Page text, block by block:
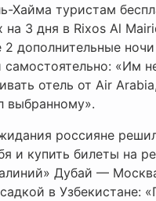
Хайма туристам
на 3 дня в Rixos Al
дополнительные
самостоятельно: «Им
отель от Air
выбранному».
россияне
и купить билеты на
Дубай —
в Узбекистане: